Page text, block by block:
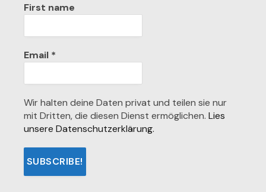
First name
Email *
Wir halten deine Daten privat und teilen sie nur
mit Dritten, die diesen Dienst ermöglichen. Lies
unsere Datenschutzerklärung.